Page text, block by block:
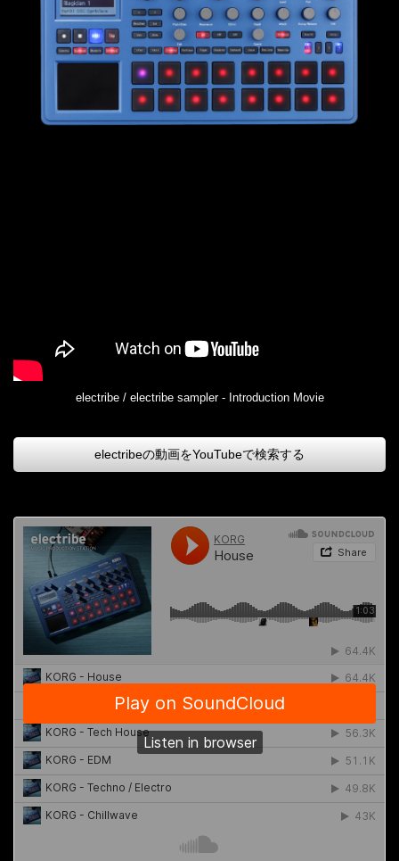
electribe / electribe sampler - Introduction Movie
electribeの動画をYouTubeで検索する